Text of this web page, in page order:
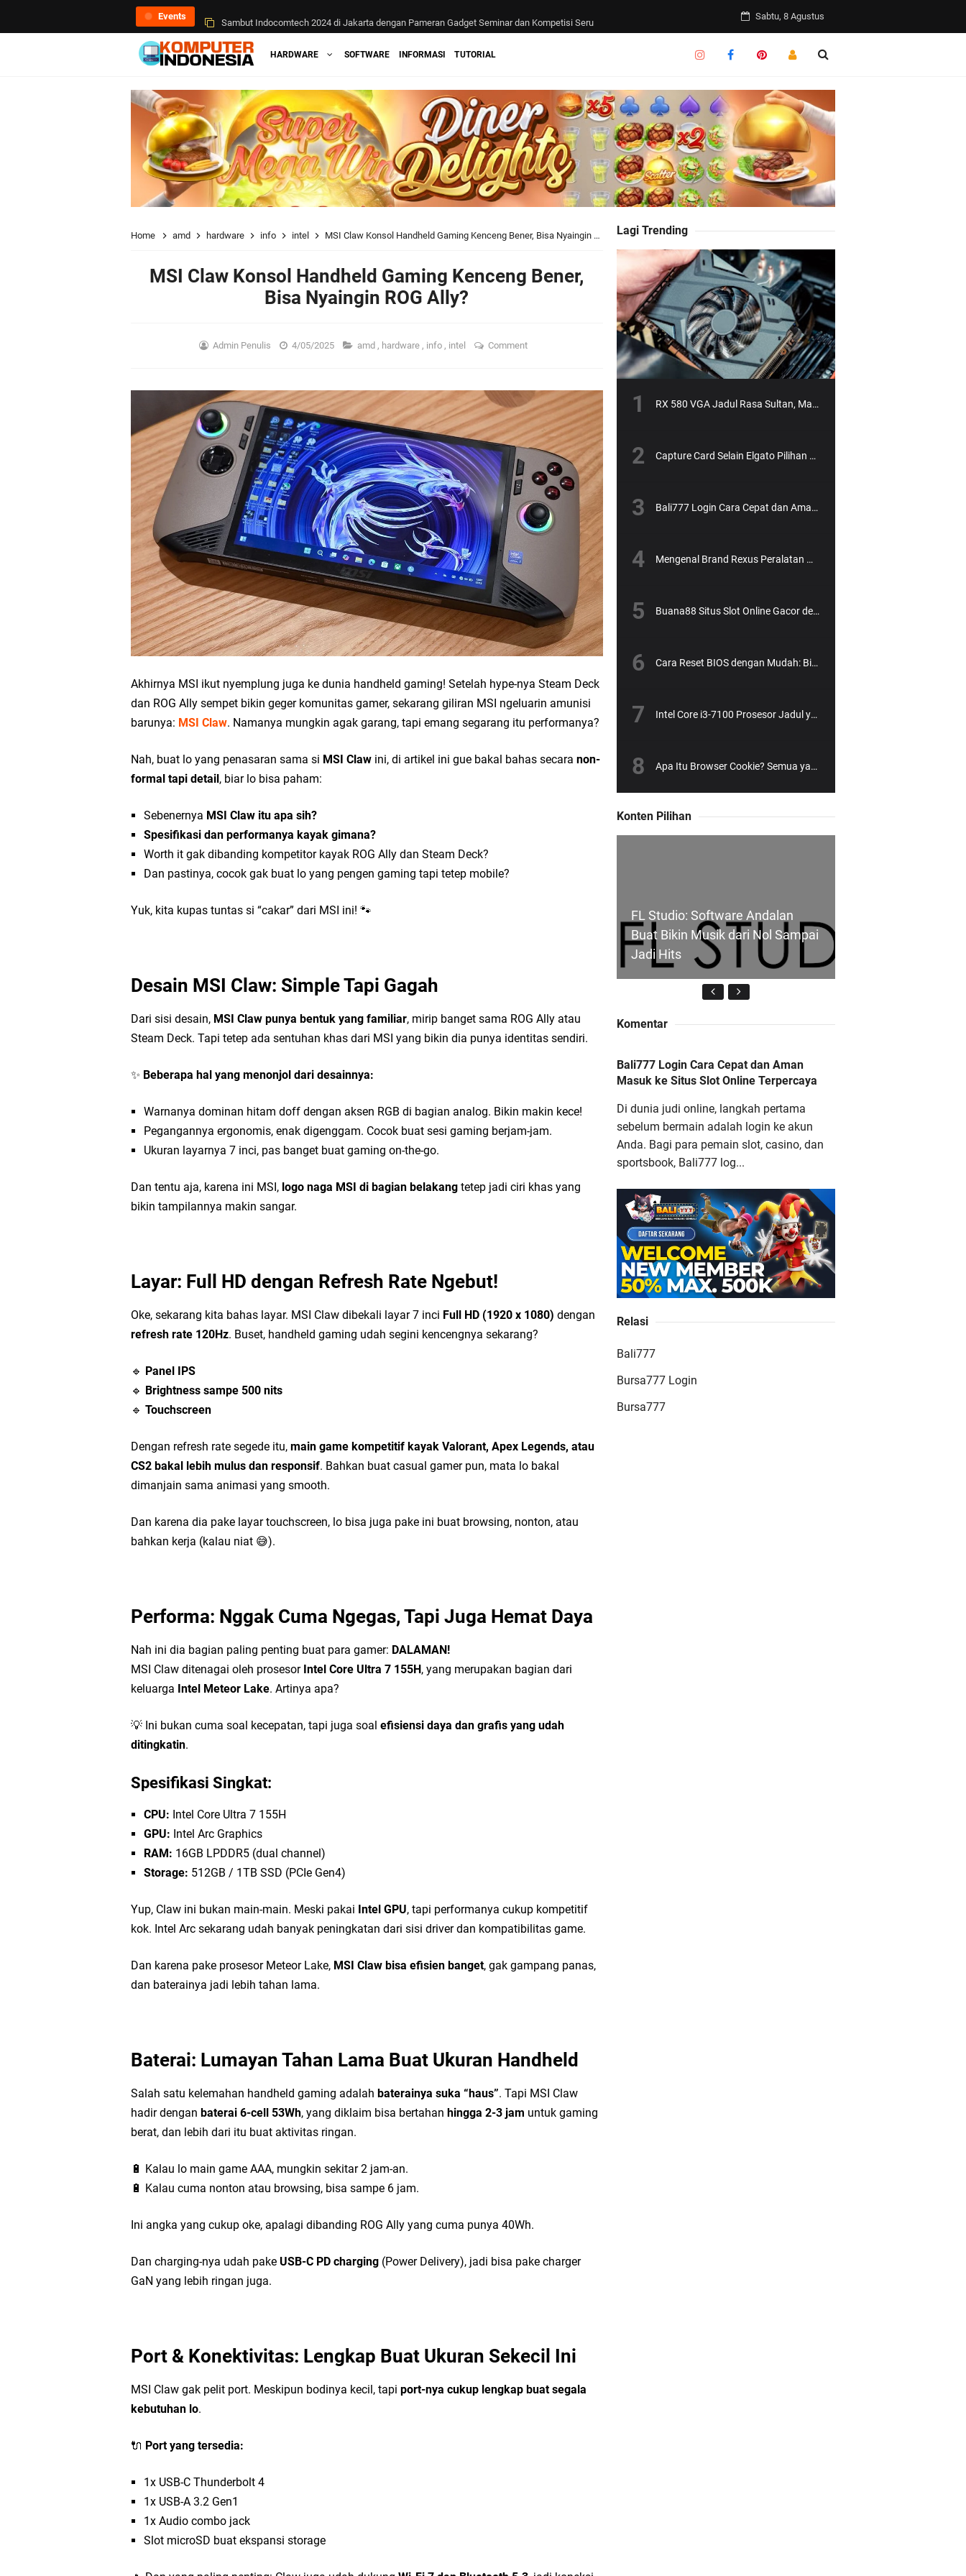
Events Sambut Indocomtech 2024 di Jakarta dengan Pameran Gadget Seminar dan Kompetisi Seru
AMD Radeon RX 7600M XT GPU Laptop Gahar yang Siap Tempur
Sabtu, 8 Agustus
HARDWARE SOFTWARE INFORMASI TUTORIAL
Home amd hardware info intel MSI Claw Konsol Handheld Gaming Kenceng Bener, Bisa Nyaingin ROG Ally?
MSI Claw Konsol Handheld Gaming Kenceng Bener,
Bisa Nyaingin ROG Ally?
Admin Penulis 4/05/2025 amd , hardware , info , intel Comment
Akhirnya MSI ikut nyemplung juga ke dunia handheld gaming! Setelah hype-nya Steam Deck
dan ROG Ally sempet bikin geger komunitas gamer, sekarang giliran MSI ngeluarin amunisi
barunya: MSI Claw. Namanya mungkin agak garang, tapi emang segarang itu performanya?
Nah, buat lo yang penasaran sama si MSI Claw ini, di artikel ini gue bakal bahas secara non-
formal tapi detail, biar lo bisa paham:
Sebenernya MSI Claw itu apa sih?
Spesifikasi dan performanya kayak gimana?
Worth it gak dibanding kompetitor kayak ROG Ally dan Steam Deck?
Dan pastinya, cocok gak buat lo yang pengen gaming tapi tetep mobile?
Yuk, kita kupas tuntas si “cakar” dari MSI ini! 🐾
Desain MSI Claw: Simple Tapi Gagah
Dari sisi desain, MSI Claw punya bentuk yang familiar, mirip banget sama ROG Ally atau
Steam Deck. Tapi tetep ada sentuhan khas dari MSI yang bikin dia punya identitas sendiri.
✨ Beberapa hal yang menonjol dari desainnya:
Warnanya dominan hitam doff dengan aksen RGB di bagian analog. Bikin makin kece!
Pegangannya ergonomis, enak digenggam. Cocok buat sesi gaming berjam-jam.
Ukuran layarnya 7 inci, pas banget buat gaming on-the-go.
Dan tentu aja, karena ini MSI, logo naga MSI di bagian belakang tetep jadi ciri khas yang
bikin tampilannya makin sangar.
Layar: Full HD dengan Refresh Rate Ngebut!
Oke, sekarang kita bahas layar. MSI Claw dibekali layar 7 inci Full HD (1920 x 1080) dengan
refresh rate 120Hz. Buset, handheld gaming udah segini kencengnya sekarang?
🔹 Panel IPS
🔹 Brightness sampe 500 nits
🔹 Touchscreen
Dengan refresh rate segede itu, main game kompetitif kayak Valorant, Apex Legends, atau
CS2 bakal lebih mulus dan responsif. Bahkan buat casual gamer pun, mata lo bakal
dimanjain sama animasi yang smooth.
Dan karena dia pake layar touchscreen, lo bisa juga pake ini buat browsing, nonton, atau
bahkan kerja (kalau niat 😅).
Performa: Nggak Cuma Ngegas, Tapi Juga Hemat Daya
Nah ini dia bagian paling penting buat para gamer: DALAMAN!
MSI Claw ditenagai oleh prosesor Intel Core Ultra 7 155H, yang merupakan bagian dari
keluarga Intel Meteor Lake. Artinya apa?
💡 Ini bukan cuma soal kecepatan, tapi juga soal efisiensi daya dan grafis yang udah
ditingkatin.
Spesifikasi Singkat:
CPU: Intel Core Ultra 7 155H
GPU: Intel Arc Graphics
RAM: 16GB LPDDR5 (dual channel)
Storage: 512GB / 1TB SSD (PCIe Gen4)
Yup, Claw ini bukan main-main. Meski pakai Intel GPU, tapi performanya cukup kompetitif
kok. Intel Arc sekarang udah banyak peningkatan dari sisi driver dan kompatibilitas game.
Dan karena pake prosesor Meteor Lake, MSI Claw bisa efisien banget, gak gampang panas,
dan baterainya jadi lebih tahan lama.
Baterai: Lumayan Tahan Lama Buat Ukuran Handheld
Salah satu kelemahan handheld gaming adalah baterainya suka “haus”. Tapi MSI Claw
hadir dengan baterai 6-cell 53Wh, yang diklaim bisa bertahan hingga 2-3 jam untuk gaming
berat, dan lebih dari itu buat aktivitas ringan.
🔋 Kalau lo main game AAA, mungkin sekitar 2 jam-an.
🔋 Kalau cuma nonton atau browsing, bisa sampe 6 jam.
Ini angka yang cukup oke, apalagi dibanding ROG Ally yang cuma punya 40Wh.
Dan charging-nya udah pake USB-C PD charging (Power Delivery), jadi bisa pake charger
GaN yang lebih ringan juga.
Port & Konektivitas: Lengkap Buat Ukuran Sekecil Ini
MSI Claw gak pelit port. Meskipun bodinya kecil, tapi port-nya cukup lengkap buat segala
kebutuhan lo.
🔌 Port yang tersedia:
1x USB-C Thunderbolt 4
1x USB-A 3.2 Gen1
1x Audio combo jack
Slot microSD buat ekspansi storage
Lagi Trending
RX 580 VGA Jadul Rasa Sultan, Masih Worth It Buat 2025?
Capture Card Selain Elgato Pilihan Buat Rekam & Streaming Tanpa Ribet
Bali777 Login Cara Cepat dan Aman Masuk ke Situs Slot Online Terpercaya
Mengenal Brand Rexus Peralatan Gaming Berkualitas dengan Harga Bersahabat
Buana88 Situs Slot Online Gacor dengan Bonus Terbesar dan Paling Menguntungkan
Cara Reset BIOS dengan Mudah: Bikin PC Balik Normal Lagi!
Intel Core i3-7100 Prosesor Jadul yang Masih Bisa Diajak Ngebut?
Apa Itu Browser Cookie? Semua yang Perlu Kamu Tahu dengan Gaya Santai
Konten Pilihan
FL Studio: Software Andalan
Buat Bikin Musik dari Nol Sampai
Jadi Hits
Bali777 Login Cara Cepat dan
Aman Masuk ke Situs Slot Online
Buana88 Situs Slot Online Gacor
dengan Bonus Terbesar dan
Paling Menguntungkan
JAGO77 Situs Slot Online
Terlengkap
Komentar
Bali777 Login Cara Cepat dan Aman
Masuk ke Situs Slot Online Terpercaya
Di dunia judi online, langkah pertama
sebelum bermain adalah login ke akun
Anda. Bagi para pemain slot, casino, dan
sportsbook, Bali777 log...
Relasi
Bali777
Bursa777 Login
Bursa777